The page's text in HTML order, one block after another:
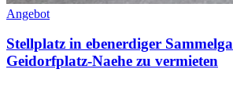
Angebot
Stellplatz in ebenerdiger
Geidorfplatz-Naehe zu vermieten